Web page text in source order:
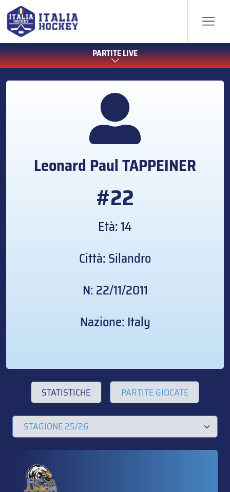
PARTITE LIVE
Leonard PaulTAPPEINER
#22
Età: 14
Città: Silandro
N: 22/11/2011
Nazione: Italy
STATISTICHE PARTITE GIOCATE